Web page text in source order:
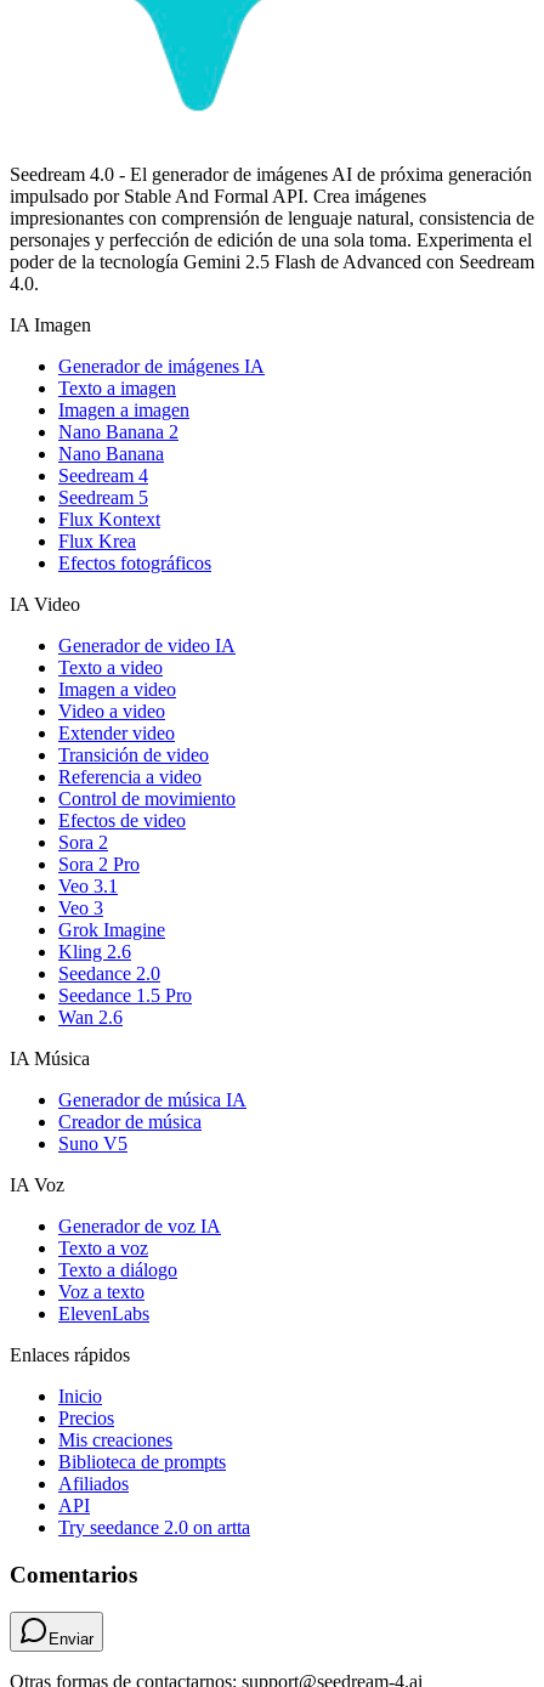
Seedream 4.0 - El generador de imágenes AI de próxima generación
impulsado por Stable And Formal API. Crea imágenes
impresionantes con comprensión de lenguaje natural, consistencia de
personajes y perfección de edición de una sola toma. Experimenta el
poder de la tecnología Gemini 2.5 Flash de Advanced con Seedream
4.0.
IA Imagen
Generador de imágenes IA
Texto a imagen
Imagen a imagen
Nano Banana 2
Nano Banana
Seedream 4
Seedream 5
Flux Kontext
Flux Krea
Efectos fotográficos
IA Video
Generador de video IA
Texto a video
Imagen a video
Video a video
Extender video
Transición de video
Referencia a video
Control de movimiento
Efectos de video
Sora 2
Sora 2 Pro
Veo 3.1
Veo 3
Grok Imagine
Kling 2.6
Seedance 2.0
Seedance 1.5 Pro
Wan 2.6
IA Música
Generador de música IA
Creador de música
Suno V5
IA Voz
Generador de voz IA
Texto a voz
Texto a diálogo
Voz a texto
ElevenLabs
Enlaces rápidos
Inicio
Precios
Mis creaciones
Biblioteca de prompts
Afiliados
API
Try seedance 2.0 on artta
Comentarios
Enviar
Otras formas de contactarnos: support@seedream-4.ai